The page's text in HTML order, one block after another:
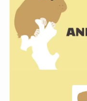
生物園の生きもの
過去の紹介生きもの
お問い合わせ